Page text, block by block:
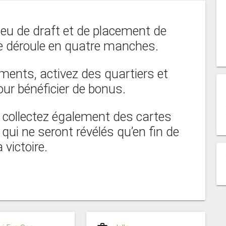
de draft et de placement de
déroule en quatre manches.
activez des quartiers et
bénéficier de bonus.
également des cartes
ne seront révélés qu’en fin de
victoire.